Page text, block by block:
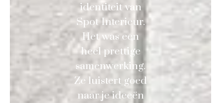
identiteit van
Spot Interieur.
Het was een
heel prettige
samenwerking.
Ze luistert goed
naar je ideeën